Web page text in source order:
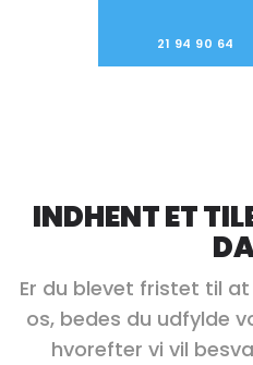
21 94 90 64
INDHENT ET
​Er du blevet fristet til
os, bedes du udfylde
hvorefter vi vil